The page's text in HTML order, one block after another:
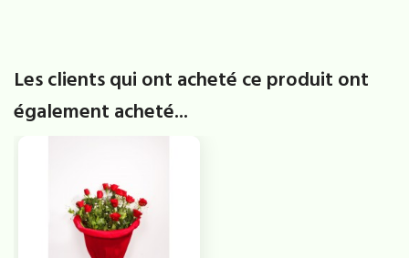
Les clients qui ont acheté ce produit ont
également acheté...